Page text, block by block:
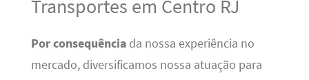
Transportes em Centro RJ
Por consequênciada nossa experiência no
mercado, diversificamos nossa atuação para